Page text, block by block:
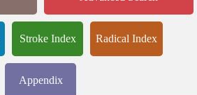
Stroke Index Radical Index
Appendix